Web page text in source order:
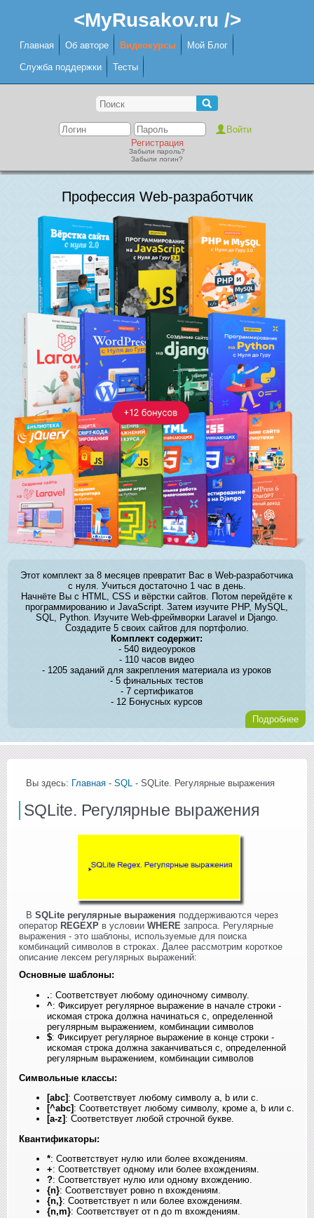
<MyRusakov.ru />
Главная Об авторе Видеокурсы Мой Блог
Служба поддержки Тесты
Регистрация
Забыли пароль?
Забыли логин?
Профессия Web-разработчик
Этот комплект за 8 месяцев превратит Вас в Web-разработчика
с нуля. Учиться достаточно 1 час в день.
Начнёте Вы с HTML, CSS и вёрстки сайтов. Потом перейдёте к
программированию и JavaScript. Затем изучите PHP, MySQL,
SQL, Python. Изучите Web-фреймворки Laravel и Django.
Создадите 5 своих сайтов для портфолио.
Комплект содержит:
- 540 видеоуроков
- 110 часов видео
- 1205 заданий для закрепления материала из уроков
- 5 финальных тестов
- 7 сертификатов
- 12 Бонусных курсов
Подробнее
Вы здесь: Главная - SQL - SQLite. Регулярные выражения
SQLite. Регулярные выражения
В SQLite регулярные выражения поддерживаются через
оператор REGEXP в условии WHERE запроса. Регулярные
выражения - это шаблоны, используемые для поиска
комбинаций символов в строках. Далее рассмотрим короткое
описание лексем регулярных выражений:
Основные шаблоны:
.: Соответствует любому одиночному символу.
^: Фиксирует регулярное выражение в начале строки -
искомая строка должна начинаться с, определенной
регулярным выражением, комбинации символов
$: Фиксирует регулярное выражение в конце строки -
искомая строка должна заканчиваться с, определенной
регулярным выражением, комбинации символов
Символьные классы:
[abc] : Соответствует любому символу a, b или c.
[^abc] : Соответствует любому символу, кроме a, b или c.
[a-z] : Соответствует любой строчной букве.
Квантификаторы:
*: Соответствует нулю или более вхождениям.
+: Соответствует одному или более вхождениям.
?: Соответствует нулю или одному вхождению.
{n}: Соответствует ровно n вхождениям.
{n,}: Соответствует n или более вхождениям.
{n,m}: Соответствует от n до m вхождениям.